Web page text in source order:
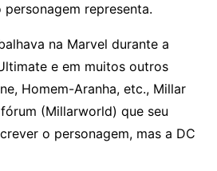
representa.
na Marvel durante a
e em muitos outros
Homem-Aranha, etc., Millar
(Millarworld) que seu
o personagem, mas a DC